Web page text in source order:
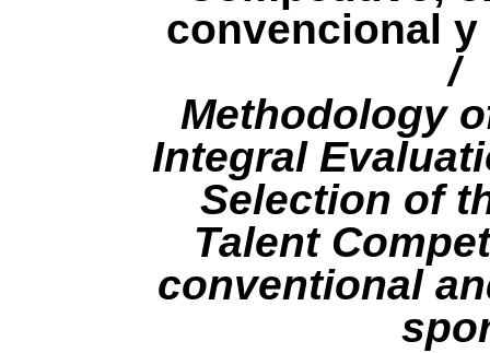
convencional
/
Methodology
Integral
Selection of
Talent
conventional